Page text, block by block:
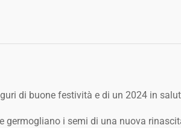
di buone festività e di un 2024 in
i semi di una nuova